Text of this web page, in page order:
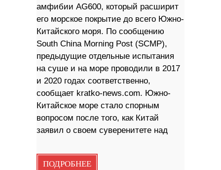
амфибии AG600, который расширит
его морское покрытие до всего Южно-
Китайского моря. По сообщению
South China Morning Post (SCMP),
предыдущие отдельные испытания
на суше и на море проводили в 2017
и 2020 годах соответственно,
сообщает kratko-news.com. Южно-
Китайское море стало спорным
вопросом после того, как Китай
заявил о своем суверенитете над
ПОДРОБНЕЕ